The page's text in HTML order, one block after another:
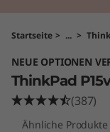
P
a
d
Startseite > ... >
NEUE OPTIONEN
ThinkPad
(387)
Ähnliche